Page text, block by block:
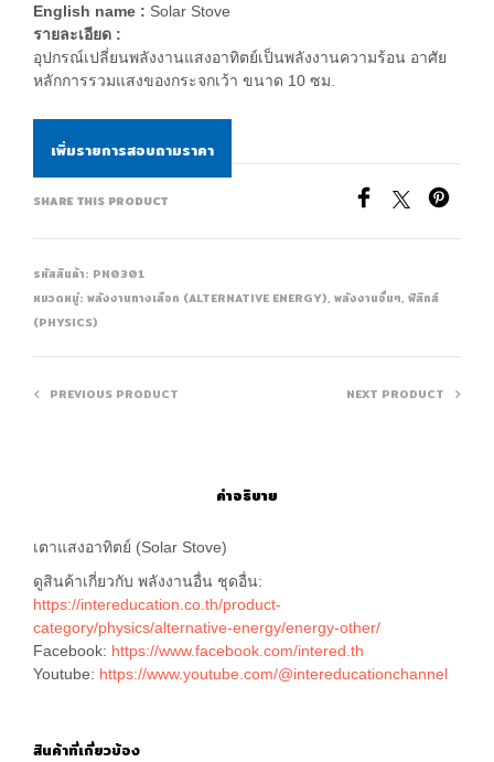
English name : Solar Stove
รายละเอียด :
อุปกรณ์เปลี่ยนพลังงานแสงอาทิตย์เป็นพลังงานความร้อน อาศัย
หลักการรวมแสงของกระจกเว้า ขนาด 10 ซม.
เพิ่มรายการสอบถามราคา
SHARE THIS PRODUCT
รหัสสินค้า: PN0301
หมวดหมู่: พลังงานทางเลือก (ALTERNATIVE ENERGY),พลังงานอื่นๆ,ฟิสิกส์
(PHYSICS)
PREVIOUS PRODUCT NEXT PRODUCT
คำอธิบาย
เตาแสงอาทิตย์ (Solar Stove)
ดูสินค้าเกี่ยวกับ พลังงานอื่น ชุดอื่น:
https://intereducation.co.th/product-
category/physics/alternative-energy/energy-other/
Facebook: https://www.facebook.com/intered.th
Youtube: https://www.youtube.com/@intereducationchannel
สินค้าที่เกี่ยวข้อง